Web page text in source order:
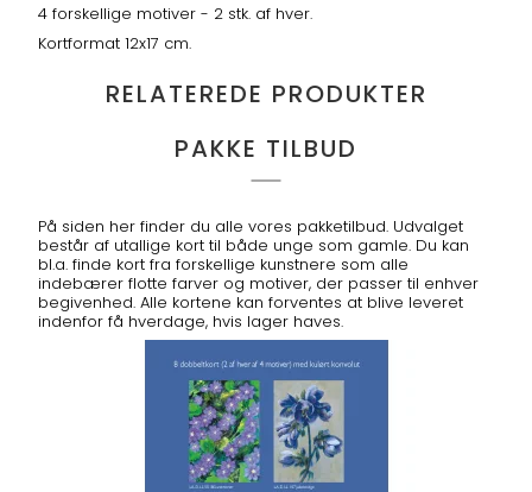
4 forskellige motiver - 2 stk. af hver.
Kortformat 12x17 cm.
RELATEREDE PRODUKTER
PAKKE TILBUD
På siden her finder du alle vores pakketilbud. Udvalget
består af utallige kort til både unge som gamle. Du kan
bl.a. finde kort fra forskellige kunstnere som alle
indebærer flotte farver og motiver, der passer til enhver
begivenhed. Alle kortene kan forventes at blive leveret
indenfor få hverdage, hvis lager haves.